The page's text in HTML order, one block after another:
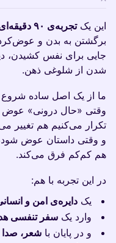
این یکتجربه‌ی ۹۰ دقیقه‌ای (یک ساعت و نیم)
برگشتن به بدن و
جایی برای نفس کشیدن،
شدن از شلوغی ذهن.
ما از یک اصل ساده
وقتی «حال درونی» عوض
تکرار می‌کنیم هم تغییر
و وقتی داستان عوض شود،
هم کم‌کم فرق می‌کند.
در این تجربه با هم:
یک دایره‌ی امن و
وارد یک سفر تنفسی
و در پایان با شعر، صدا